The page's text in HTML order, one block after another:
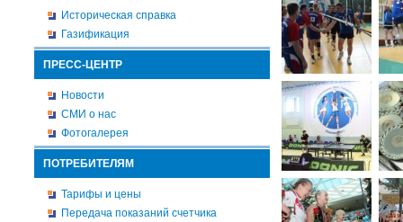
Историческая справка
Газификация
ПРЕСС-ЦЕНТР
Новости
СМИ о нас
Фотогалерея
ПОТРЕБИТЕЛЯМ
Тарифы и цены
Передача показаний счетчика